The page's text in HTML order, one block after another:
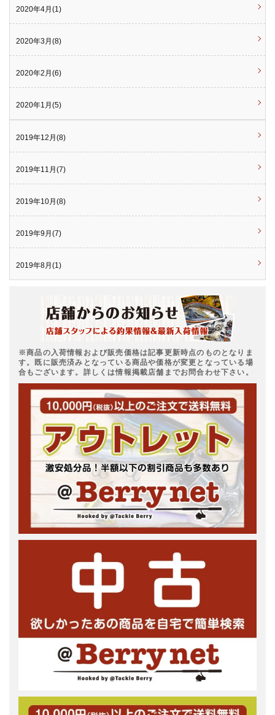
2020年4月(1)
2020年3月(8)
2020年2月(6)
2020年1月(5)
2019年12月(8)
2019年11月(7)
2019年10月(8)
2019年9月(7)
2019年8月(1)
※商品の入荷情報および販売価格は記事更新時点のものとなりま
す。既に販売済みとなっている商品や価格が変更となっている場
合もございます。詳しくは情報掲載店舗までお問合わせ下さい。